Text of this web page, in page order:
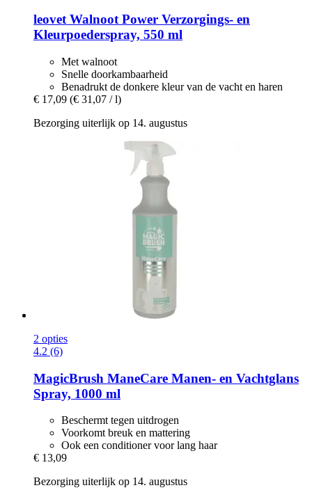
leovetWalnoot Power Verzorgings-​ en
Kleurpoederspray, 550 ml
Met walnoot
Snelle doorkambaarheid
Benadrukt de donkere kleur van de vacht en haren
€ 17,09 (€ 31,07 / l)
Bezorging uiterlijk op 14. augustus
2 opties
4.2 (6)
MagicBrush ManeCare Manen-​ en Vachtglans
Spray, 1000 ml
Beschermt tegen uitdrogen
Voorkomt breuk en mattering
Ook een conditioner voor lang haar
€ 13,09
Bezorging uiterlijk op 14. augustus